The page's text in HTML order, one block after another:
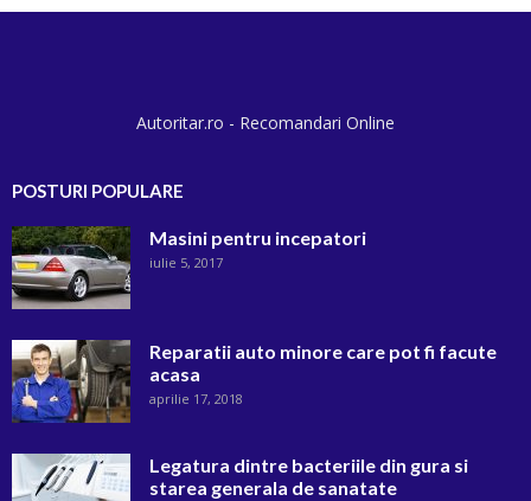
Autoritar.ro - Recomandari Online
POSTURI POPULARE
Masini pentru incepatori
iulie 5, 2017
Reparatii auto minore care pot fi facute
acasa
aprilie 17, 2018
Legatura dintre bacteriile din gura si
starea generala de sanatate